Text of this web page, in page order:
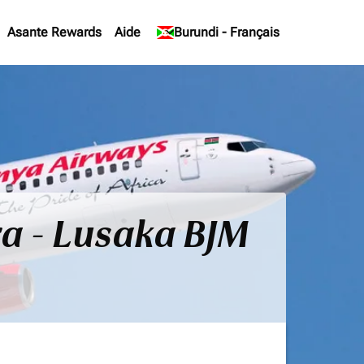
Asante Rewards Aide Burundi - Français
keyboard_arrow_down
- Lusaka BJM